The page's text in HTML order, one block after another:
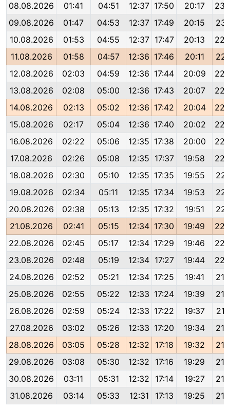
08.08.2026
01:41 04:51 12:37 17:50 20:17
09.08.2026
01:47 04:53 12:37 17:49 20:15
10.08.2026
01:53 04:55 12:37 17:47 20:13
11.08.2026
01:58 04:57 12:36 17:46 20:11
12.08.2026
02:03 04:59 12:36 17:44 20:09
13.08.2026
02:08 05:00 12:36 17:43 20:07
14.08.2026
02:13 05:02 12:36 17:42 20:04
15.08.2026
02:17 05:04 12:36 17:40 20:02
16.08.2026
02:22 05:06 12:35 17:38 20:00
17.08.2026
02:26 05:08 12:35 17:37 19:58
18.08.2026
02:30 05:10 12:35 17:35 19:55
19.08.2026
02:34 05:11 12:35 17:34 19:53
20.08.2026
02:38 05:13 12:35 17:32 19:51
21.08.2026
02:41 05:15 12:34 17:30 19:49
22.08.2026
02:45 05:17 12:34 17:29 19:46
23.08.2026
02:48 05:19 12:34 17:27 19:44
24.08.2026
02:52 05:21 12:34 17:25 19:41
25.08.2026
02:55 05:22 12:33 17:24 19:39
26.08.2026
02:59 05:24 12:33 17:22 19:37
27.08.2026
03:02 05:26 12:33 17:20 19:34
28.08.2026
03:05 05:28 12:32 17:18 19:32
29.08.2026
03:08 05:30 12:32 17:16 19:29
30.08.2026
03:11 05:31 12:32 17:14 19:27
31.08.2026
03:14 05:33 12:31 17:13 19:25